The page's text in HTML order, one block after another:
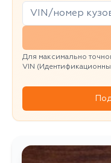
Для максимально
VIN